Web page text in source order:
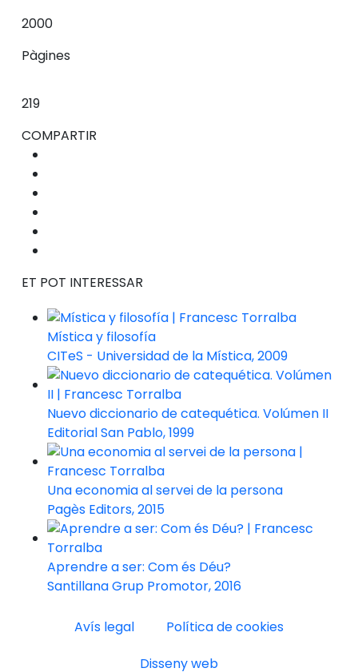
2000
Pàgines
219
COMPARTIR
ET POT INTERESSAR
Mística y filosofía
CITeS - Universidad de la Mística, 2009
Nuevo diccionario de catequética. Volúmen II
Editorial San Pablo, 1999
Una economia al servei de la persona
Pagès Editors, 2015
Aprendre a ser: Com és Déu?
Santillana Grup Promotor, 2016
Avís legal
Política de cookies
Disseny web